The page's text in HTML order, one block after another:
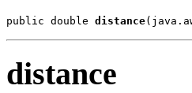
public double distance
distance